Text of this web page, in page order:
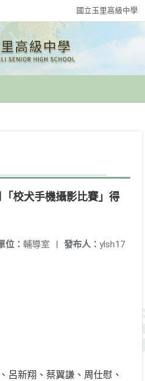
國立玉里高級中學
校犬手機攝影比賽」得
發布人： ylsh17
位： 輔導室 |
呂新翔、蔡翼謙、周仕慰、